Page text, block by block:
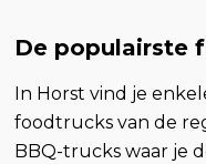
De populairste
In Horst vind je
foodtrucks van de
BBQ-trucks waar je